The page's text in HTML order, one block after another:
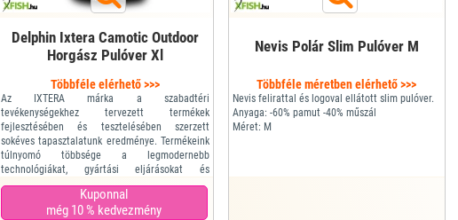
Delphin Ixtera Camotic Outdoor
Horgász Pulóver Xl
Többféle elérhető >>>
Az IXTERA márka a szabadtéri
tevékenységekhez tervezett termékek
fejlesztésében és tesztelésében szerzett
sokéves tapasztalatunk eredménye. Termékeink
túlnyomó többsége a legmodernebb
technológiákat, gyártási eljárásokat és
funkcionális anyagokat alkalmazza a maximális
kényelem érdekében – bármilyen körülmények
között, bármikor és bárhol.
Kuponnal
még 10 % kedvezmény
Nevis Polár Slim Pulóver M
Többféle méretben elérhető >>>
Nevis felirattal és logoval ellátott slim pulóver.
Anyaga: -60% pamut -40% műszál
Méret: M